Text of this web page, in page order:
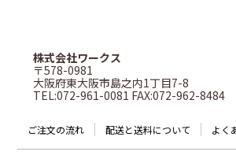
株式会社ワークス
〒578-0981
大阪府東大阪市島之内1丁目7-8
TEL:072-961-0081 FAX:072-962-8484
ご注文の流れ 配送と送料について よく